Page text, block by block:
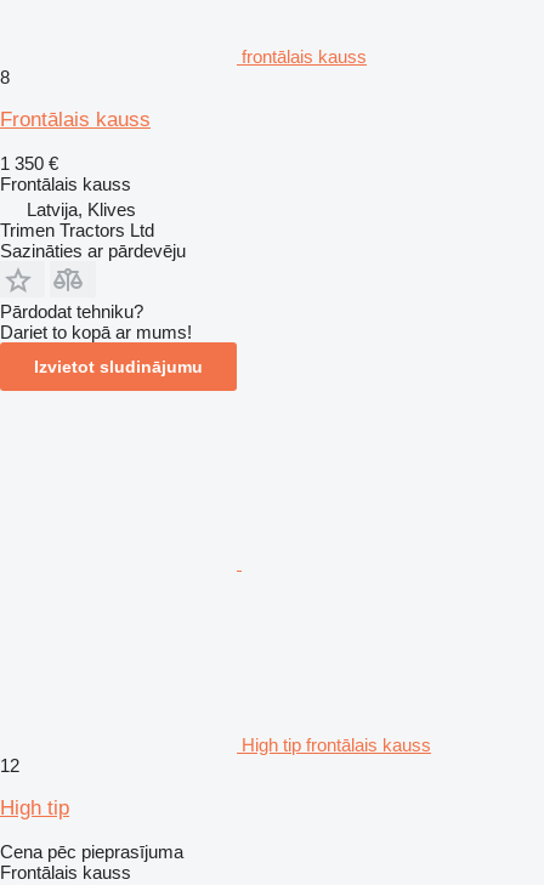
frontālais kauss
8
Frontālais kauss
1 350 €
Frontālais kauss
Latvija, Klives
Trimen Tractors Ltd
Sazināties ar pārdevēju
Pārdodat tehniku?
Dariet to kopā ar mums!
Izvietot sludinājumu
High tip frontālais kauss
12
High tip
Cena pēc pieprasījuma
Frontālais kauss